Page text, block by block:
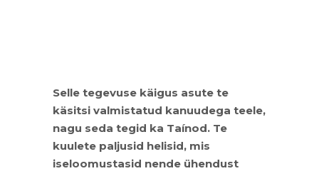
Selle tegevuse käigus asute te
käsitsi valmistatud kanuudega teele,
nagu seda tegid ka Taínod. Te
kuulete paljusid helisid, mis
iseloomustasid nende ühendust